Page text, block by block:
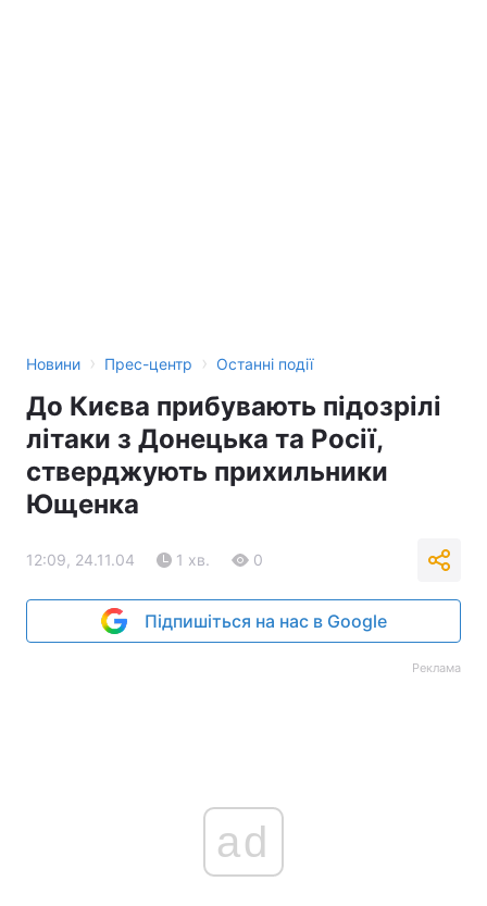
Новини › Прес-центр › Останні події
До Києва прибувають підозрілі
літаки з Донецька та Росії,
стверджують прихильники
Ющенка
12:09, 24.11.04 1 хв. 0
Підпишіться на нас в Google
Реклама
ad